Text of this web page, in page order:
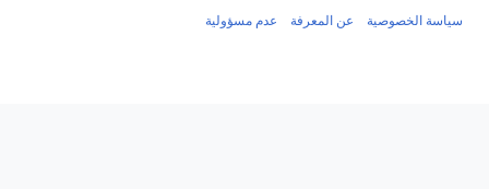
سياسة الخصوصية عن المعرفة عدم مسؤولية